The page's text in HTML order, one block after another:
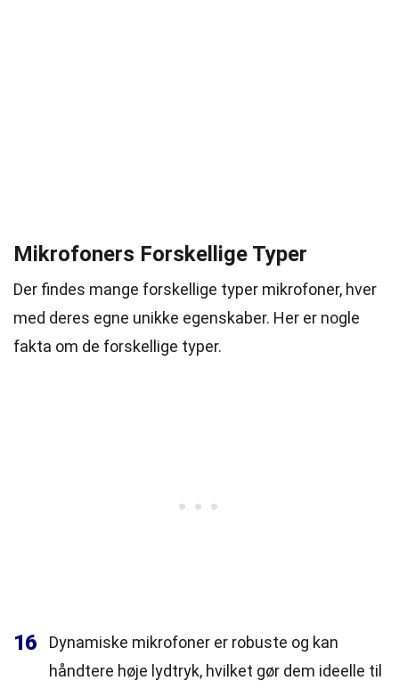
Mikrofoners Forskellige Typer
Der findes mange forskellige typer mikrofoner, hver
med deres egne unikke egenskaber. Her er nogle
fakta om de forskellige typer.
16
Dynamiske mikrofoner er robuste og kan
håndtere høje lydtryk, hvilket gør dem ideelle til